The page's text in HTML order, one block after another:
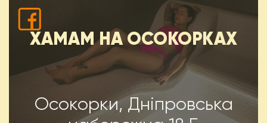
ХАМАМ НА ОСОКОРКАХ
Осокорки, Дніпровська